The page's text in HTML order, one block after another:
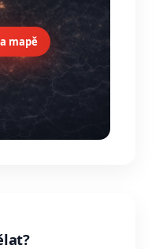
mapě